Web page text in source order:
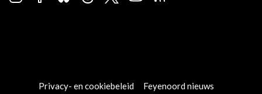
Privacy- en cookiebeleid Feyenoord nieuws